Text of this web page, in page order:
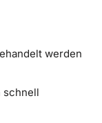
werden
schnell